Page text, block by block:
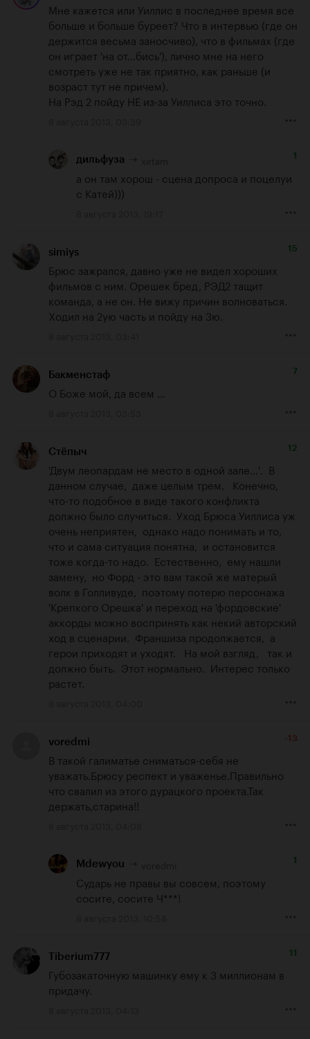
Мне кажется или Уиллис в последнее время все
больше и больше буреет? Что в интервью (где он
держится весьма заносчиво), что в фильмах (где
он играет 'на от...бись'), лично мне на него
смотреть уже не так приятно, как раньше (и
возраст тут не причем).
На Рэд 2 пойду НЕ из-за Уиллиса это точно.
дильфуза 1
а он там хорош - сцена допроса и поцелуи
с Катей)))
simiys 15
Брюс зажрался, давно уже не видел хороших
фильмов с ним. Орешек бред, РЭД2 тащит
команда, а не он. Не вижу причин волноваться.
Ходил на 2ую часть и пойду на 3ю.
Бакменстаф 7
О Боже мой, да всем ...
Стёпыч 12
'Двум леопардам не место в одной зале...'.  В
данном случае,  даже целым трем.   Конечно,
что-то подобное в виде такого конфликта
должно было случиться.  Уход Брюса Уиллиса уж
очень неприятен,  однако надо понимать и то,
что и сама ситуация понятна,  и остановится
тоже когда-то надо.  Естественно,  ему нашли
замену,  но Форд - это вам такой же матерый
волк в Голливуде,  поэтому потерю персонажа
'Крепкого Орешка' и переход на 'фордовские'
аккорды можно воспринять как некий авторский
ход в сценарии.  Франшиза продолжается,  а
герои приходят и уходят.   На мой взгляд,   так и
должно быть.  Этот нормально.  Интерес только
растет.
voredmi -13
В такой галиматье сниматься-себя не
уважать.Брюсу респект и уваженье.Правильно
что свалил из этого дурацкого проекта.Так
держать,старина!!
Mdewyou 1
Сударь не правы вы совсем, поэтому
сосите, сосите Ч***!
Tiberium777 11
Губозакаточную машинку ему к 3 миллионам в
придачу.